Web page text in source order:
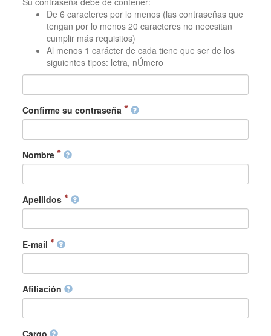
De 6 caracteres por lo menos (las contraseñas que
tengan por lo menos 20 caracteres no necesitan
cumplir más requisitos)
Al menos 1 carácter de cada tiene que ser de los
siguientes tipos: letra, nÚmero
Confirme su contraseña
Nombre
Apellidos
E-mail
Afiliación
Cargo